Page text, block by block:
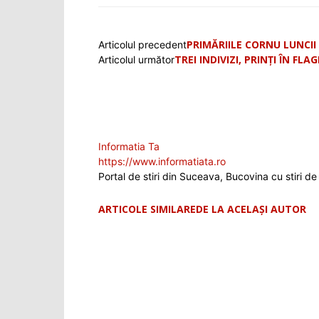
Articolul precedentPRIMĂRIILE CORNU
Articolul următorTREI INDIVIZI, PRINȚI ÎN
Informatia Ta
https://www.informatiata.ro
Portal de stiri din Suceava, Bucovina cu stiri
ARTICOLE SIMILAREDE LA ACELAȘI AUTOR